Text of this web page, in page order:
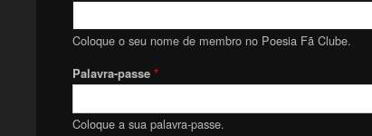
Coloque o seu nome de membro no Poesia Fã Clube.
Palavra-passe *
Coloque a sua palavra-passe.